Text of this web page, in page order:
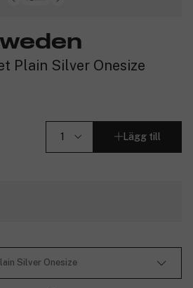
Plain Silver Onesize
Lägg till
Silver Onesize